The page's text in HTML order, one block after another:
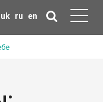
uk ru en